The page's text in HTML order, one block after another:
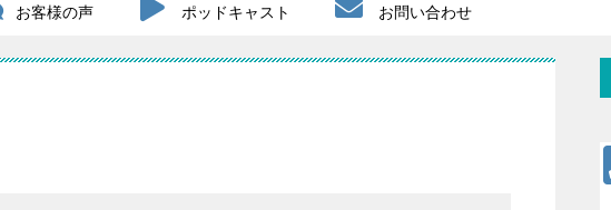
お客様の声 ポッドキャスト お問い合わせ